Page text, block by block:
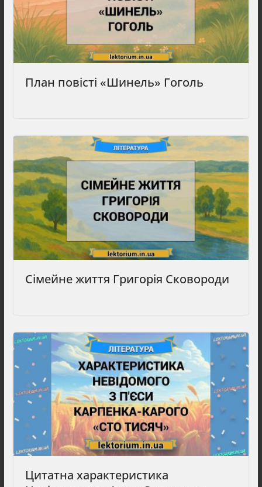
План повісті «Шинель» Гоголь
Сімейне життя Григорія Сковороди
Цитатна характеристика